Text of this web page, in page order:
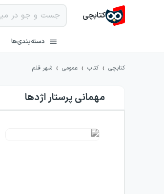
کتابچی
دسته‌بندی‌ها
کتابچی › کتاب › عمومی › شهر قلم
مهمانی پرستار اژدها